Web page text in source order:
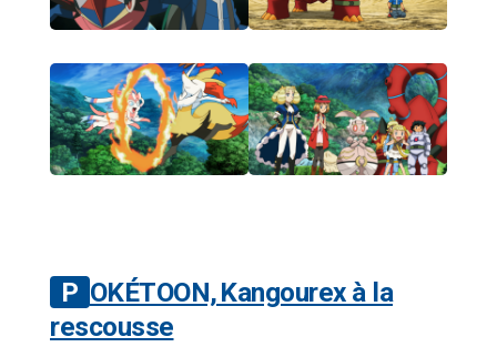
POKÉTOON, Kangourex à la
rescousse